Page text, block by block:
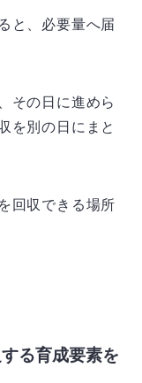
と、必要量へ届
その日に進めら
を別の日にまと
回収できる場所
る育成要素を